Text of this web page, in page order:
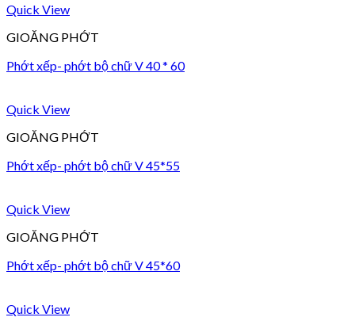
Quick View
GIOĂNG PHỚT
Phớt xếp- phớt bộ chữ V 40 * 60
Quick View
GIOĂNG PHỚT
Phớt xếp- phớt bộ chữ V 45*55
Quick View
GIOĂNG PHỚT
Phớt xếp- phớt bộ chữ V 45*60
Quick View